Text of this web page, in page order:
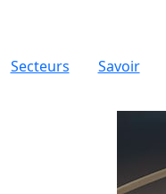
Secteurs Savoir